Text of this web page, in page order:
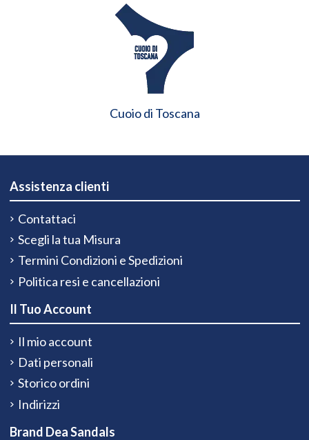
Cuoio di Toscana
Assistenza clienti
Contattaci
Scegli la tua Misura
Termini Condizioni e Spedizioni
Politica resi e cancellazioni
Il Tuo Account
Il mio account
Dati personali
Storico ordini
Indirizzi
Brand Dea Sandals